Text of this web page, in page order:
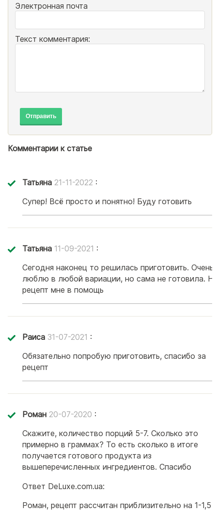
Электронная почта
Текст комментария:
Отправить
Комментарии к статье
Татьяна 21-11-2022 :
Супер! Всё просто и понятно! Буду готовить
Татьяна 11-09-2021 :
Сегодня наконец то решилась приготовить. Очень
люблю в любой вариации, но сама не готовила.
рецепт мне в помощь
Раиса 31-07-2021 :
Обязательно попробую приготовить, спасибо за
рецепт
Роман 20-07-2020 :
Скажите, количество порций 5-7. Сколько это
примерно в граммах? То есть сколько в итоге
получается готового продукта из
вышеперечисленных ингредиентов. Спасибо
Ответ DeLuxe.com.ua:
Роман, рецепт рассчитан приблизительно на 1-1,5